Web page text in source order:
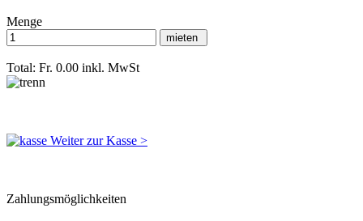
Menge
Total: Fr. 0.00 inkl. MwSt
Weiter zur Kasse >
Zahlungsmöglichkeiten